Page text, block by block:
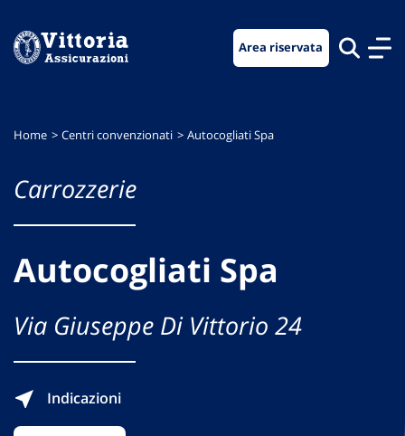
menu
contenuto
footer
Area riservata
Home Centri convenzionati Autocogliati Spa
Carrozzerie
Autocogliati Spa
Via Giuseppe Di Vittorio 24
Indicazioni